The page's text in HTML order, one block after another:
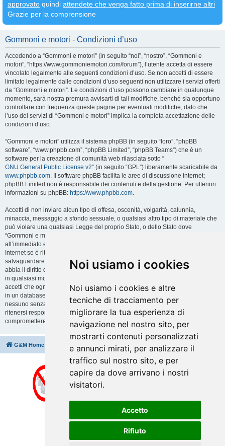
Noi usiamo i cookies
Noi usiamo i cookies e altre
tecniche di tracciamento per
migliorare la tua esperienza di
navigazione nel nostro sito, per
mostrarti contenuti personalizzati
e annunci mirati, per analizzare il
traffico sul nostro sito, e per
capire da dove arrivano i nostri
visitatori.
Accetto
Rifiuto
approvato quindi attendete che venga fatto prima di inserirne altri
Grazie per la comprensione
Gommoni e motori - Condizioni d’uso
Accedendo a “Gommoni e motori” (in seguito “noi”, “nostro”, “Gommoni e
motori”, “https://www.gommoniemotori.com/forum”), l’utente accetta di essere
vincolato legalmente alle seguenti condizioni d’uso. Se non accetti di essere
limitato legalmente dalle condizioni d’uso seguenti non utilizzare i servizi offerti
da “Gommoni e motori”. Le condizioni d’uso possono cambiare in qualunque
momento, sarà nostra premura avvisarti di tali modifiche, benché sia opportuno
controllare con frequenza queste pagine per eventuali modifiche, dato che
l’uso dei servizi di “Gommoni e motori” implica la completa accettazione delle
condizioni d’uso.
“Gommoni e motori” utilizza il sistema phpBB (in seguito “loro”, “phpBB
software”, “www.phpbb.com”, “phpBB Limited”, “phpBB Teams”) che è un
software per la creazione di comunità web rilasciata sotto “
GNU General Public License v2” (in seguito “GPL”) liberamente scaricabile da
www.phpbb.com. Il software phpBB facilita le aree di discussione internet;
phpBB Limited non è responsabile dei contenuti e della gestione. Per ulteriori
informazioni su phpBB: https://www.phpbb.com.
Accetti di non inviare alcun tipo di offesa, oscenità, volgarità, calunnia,
minaccia, messaggio a sfondo sessuale, o qualsiasi altro tipo di materiale che
può violare una qualsiasi Legge del proprio Stato, o dello Stato dove
“Gommoni e motori” è ospitato, o di una Legge internazionale. Fare ciò porta
all’immediato e permanente divieto di accesso, con notifica al tuo provider
Internet se è ritenuto da noi opportuno. Tutti gli indirizzi IP sono registrati per
salvaguardare e rinforzare queste condizioni. Accetti che “Gommoni e motori”
abbia il diritto di rimuovere, riscrivere, spostare o chiudere qualsiasi argomento
in qualsiasi momento lo ritenga necessario. Come fruitore di questo servizio,
accetti che ogni informazione (dato personale) tu abbia inviato sia conservata
in un database. Al contempo queste informazioni non saranno divulgate a
nessuno senza il tuo consenso, né “Gommoni e motori” o phpBB sono da
ritenersi responsabili per qualsiasi violazione al sistema che possa
compromettere queste informazioni.
G&M Home Tutti gli orari sonoUTC+02:00
Cancella cookie